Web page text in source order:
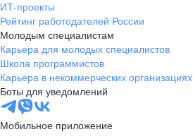
ИТ-проекты
Рейтинг работодателей России
Молодым специалистам
Карьера для молодых специалистов
Школа программистов
Карьера в некоммерческих организациях
Боты для уведомлений
Мобильное приложение